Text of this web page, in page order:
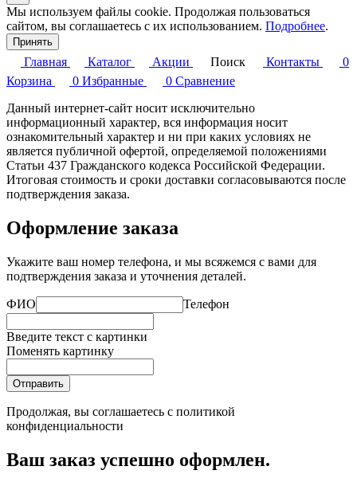
Мы используем файлы cookie. Продолжая пользоваться
сайтом, вы соглашаетесь с их использованием. Подробнее.
Принять
Главная Каталог Акции Поиск Контакты
0
Корзина
0 Избранные 0 Сравнение
Данный интернет-сайт носит исключительно
информационный характер, вся информация носит
ознакомительный характер и ни при каких условиях не
является публичной офертой, определяемой положениями
Статьи 437 Гражданского кодекса Российской Федерации.
Итоговая стоимость и сроки доставки согласовываются после
подтверждения заказа.
Оформление заказа
Укажите ваш номер телефона, и мы всяжемся с вами для
подтверждения заказа и уточнения деталей.
ФИО Телефон
Введите текст с картинки
Поменять картинку
Отправить
Продолжая, вы соглашаетесь с политикой
конфиденциальности
Ваш заказ успешно оформлен.